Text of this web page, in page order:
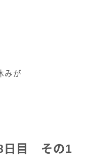
みが
日目 その1